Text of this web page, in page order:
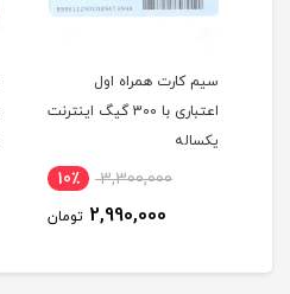
سیم کارت همراه اول
اعتباری با 300 گیگ اینترنت
یکساله
3,300,000 10٪
2,990,000 تومان